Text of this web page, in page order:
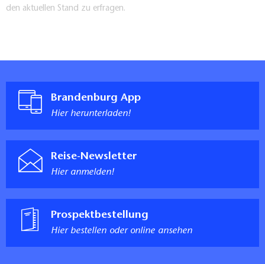
den aktuellen Stand zu erfragen.
Brandenburg App
Hier herunterladen!
Reise-Newsletter
Hier anmelden!
Prospektbestellung
Hier bestellen oder online ansehen